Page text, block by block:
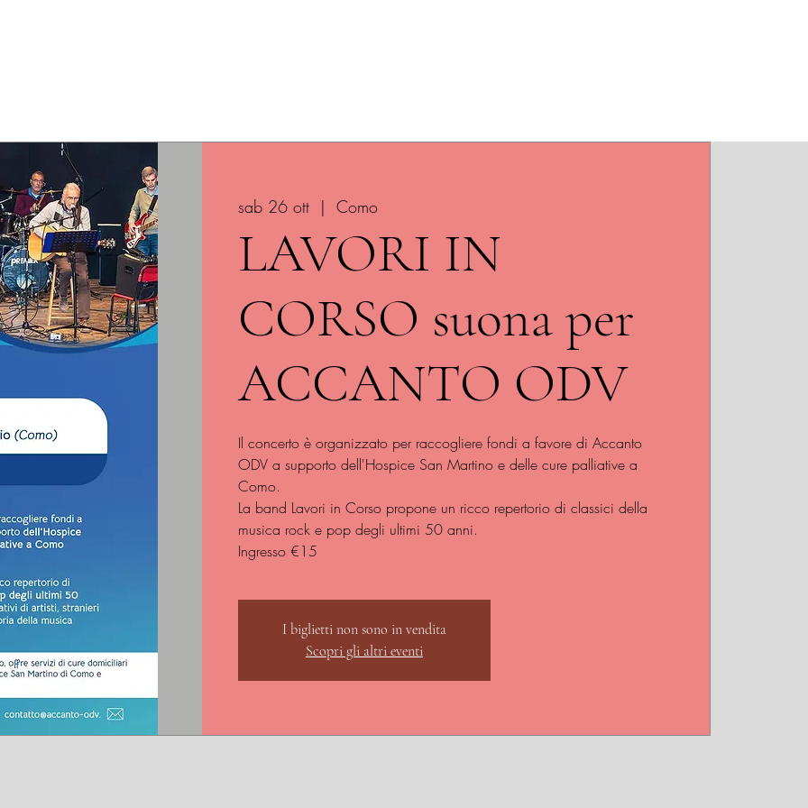
sab 26 ott
  |
Como
LAVORI IN
CORSO suona per
ACCANTO ODV
Il concerto è organizzato per raccogliere fondi a favore di Accanto
ODV a supporto dell'Hospice San Martino e delle cure palliative a
Como.
La band Lavori in Corso propone un ricco repertorio di classici della
musica rock e pop degli ultimi 50 anni.
Ingresso €15
I biglietti non sono in vendita
Scopri gli altri eventi